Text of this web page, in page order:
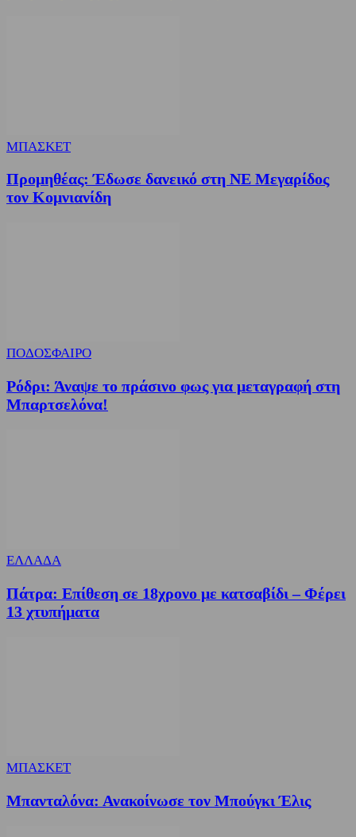
ΜΠΑΣΚΕΤ
Προμηθέας: Έδωσε δανεικό στη ΝΕ Μεγαρίδος
τον Κομνιανίδη
ΠΟΔΟΣΦΑΙΡΟ
Ρόδρι: Άναψε το πράσινο φως για μεταγραφή στη
Μπαρτσελόνα!
ΕΛΛΑΔΑ
Πάτρα: Επίθεση σε 18χρονο με κατσαβίδι – Φέρει
13 χτυπήματα
ΜΠΑΣΚΕΤ
Μπανταλόνα: Ανακοίνωσε τον Μπούγκι Έλις